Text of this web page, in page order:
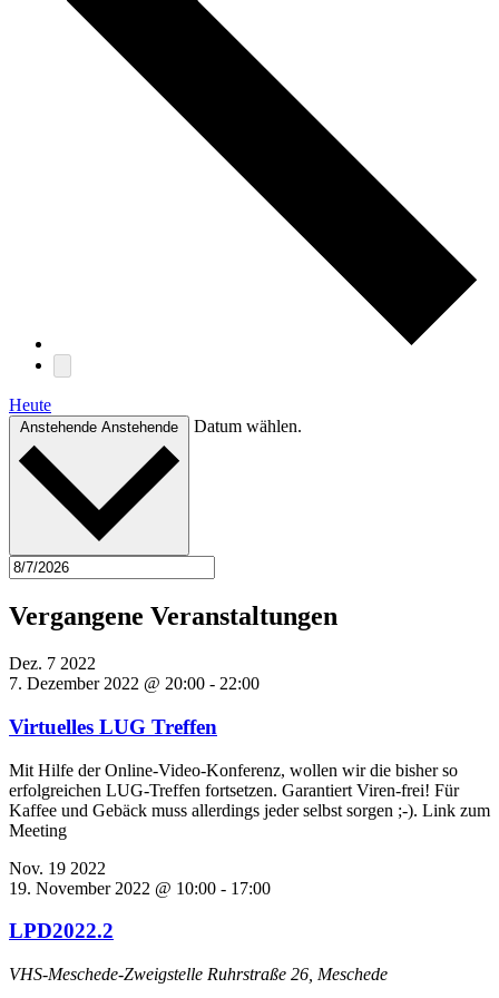
Heute
Anstehende Anstehende Datum wählen.
Vergangene Veranstaltungen
Dez. 7 2022
7. Dezember 2022 @ 20:00 - 22:00
Virtuelles LUG Treffen
Mit Hilfe der Online-Video-Konferenz, wollen wir die bisher so
erfolgreichen LUG-Treffen fortsetzen. Garantiert Viren-frei! Für
Kaffee und Gebäck muss allerdings jeder selbst sorgen ;-). Link zum
Meeting
Nov. 19 2022
19. November 2022 @ 10:00 - 17:00
LPD2022.2
VHS-Meschede-Zweigstelle Ruhrstraße 26, Meschede